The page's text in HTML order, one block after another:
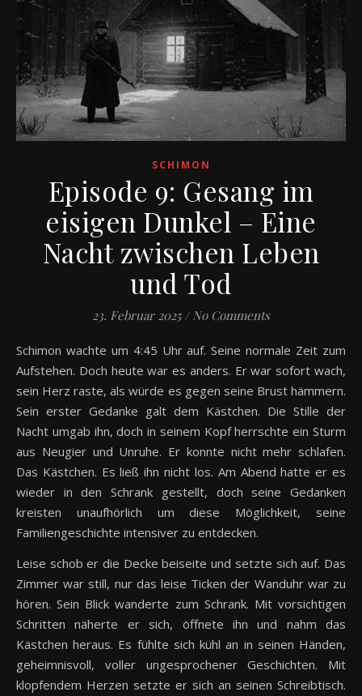
SCHIMON
Episode 9: Gesang im
eisigen Dunkel – Eine
Nacht zwischen Leben
und Tod
23. Februar 2025 / No Comments
Schimon wachte um 4:45 Uhr auf. Seine normale Zeit zum
Aufstehen. Doch heute war es anders. Er war sofort wach,
sein Herz raste, als würde es gegen seine Brust hämmern.
Sein erster Gedanke galt dem Kästchen. Die Stille der
Nacht umgab ihn, doch in seinem Kopf herrschte ein Sturm
aus Neugier und Unruhe. Er konnte nicht mehr schlafen.
Das Kästchen. Es ließ ihn nicht los. Am Abend hatte er es
wieder in den Schrank gestellt, doch seine Gedanken
kreisten unaufhörlich um diese Möglichkeit, seine
Familiengeschichte intensiver zu entdecken.
Leise schob er die Decke beiseite und setzte sich auf. Das
Zimmer war still, nur das leise Ticken der Wanduhr war zu
hören. Sein Blick wanderte zum Schrank. Mit vorsichtigen
Schritten näherte er sich, öffnete ihn und nahm das
Kästchen heraus. Es fühlte sich kühl an in seinen Händen,
geheimnisvoll, voller ungesprochener Geschichten. Mit
klopfendem Herzen setzte er sich an seinen Schreibtisch.